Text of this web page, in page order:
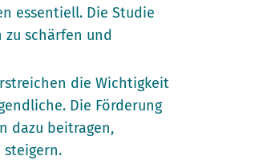
essentiell. Die Studie
zu schärfen und
die Wichtigkeit
Die Förderung
dazu beitragen,
steigern.